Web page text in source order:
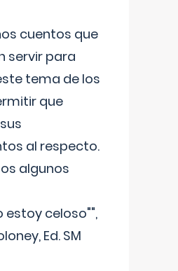
cuentos que
servir para
tema de los
que
al respecto.
algunos
estoy celoso"",
Ed. SM